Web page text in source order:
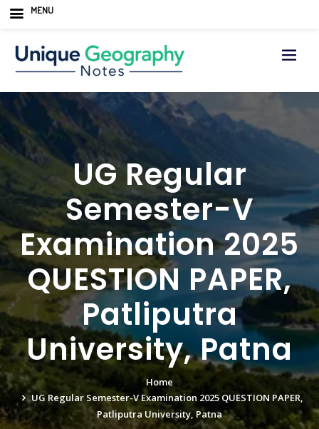
UG Regular
Semester-V
Examination 2025
QUESTION PAPER,
Patliputra
University, Patna
Home
UG Regular Semester-V Examination 2025 QUESTION PAPER,
Patliputra University, Patna
MENU